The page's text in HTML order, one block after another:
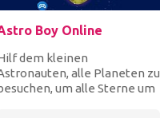
Boy Online
dem kleinen
alle Planeten zu
um alle Sterne um